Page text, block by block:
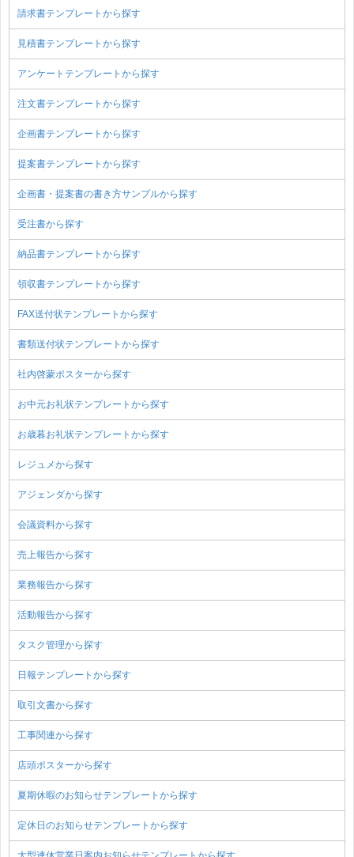
請求書テンプレートから探す
見積書テンプレートから探す
アンケートテンプレートから探す
注文書テンプレートから探す
企画書テンプレートから探す
提案書テンプレートから探す
企画書・提案書の書き方サンプルから探す
受注書から探す
納品書テンプレートから探す
領収書テンプレートから探す
FAX送付状テンプレートから探す
書類送付状テンプレートから探す
社内啓蒙ポスターから探す
お中元お礼状テンプレートから探す
お歳暮お礼状テンプレートから探す
レジュメから探す
アジェンダから探す
会議資料から探す
売上報告から探す
業務報告から探す
活動報告から探す
タスク管理から探す
日報テンプレートから探す
取引文書から探す
工事関連から探す
店頭ポスターから探す
夏期休暇のお知らせテンプレートから探す
定休日のお知らせテンプレートから探す